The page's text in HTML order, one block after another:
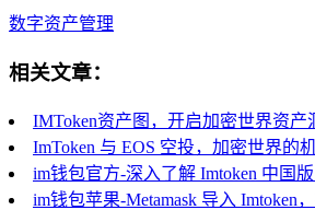
数字资产管理
相关文章：
IMToken资产图，开启加密世界资产
ImToken 与 EOS 空投，加密世界的
im钱包官方-深入了解 Imtoken 中国
im钱包苹果-Metamask 导入 Imtoken